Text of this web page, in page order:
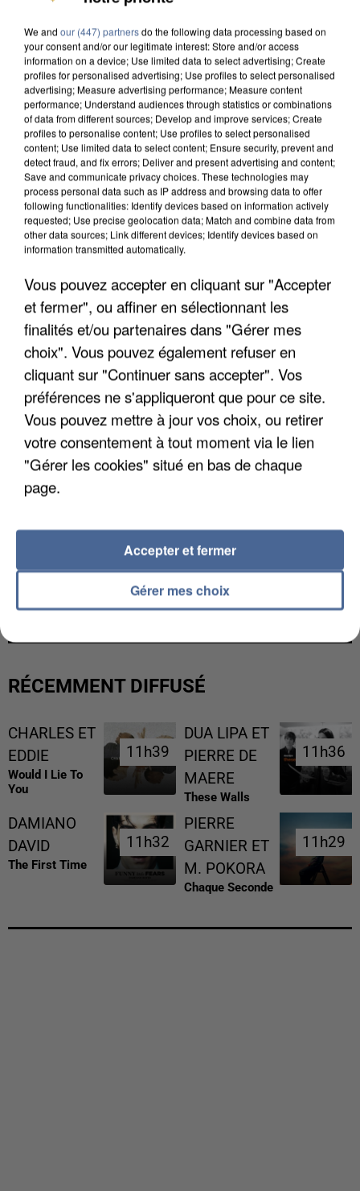
DE FAUNE SAUVAGE SONT...
L’UN DES FONDATEURS SUPPOSÉS DE LA DZ
MAFIA INTERPELLÉ EN ALGÉRIE
RÉCEMMENT DIFFUSÉ
CHARLES ET
EDDIE
Would I Lie To
You
11h39
11h39
DUA LIPA ET
PIERRE DE
MAERE
These Walls
11h36
11h36
DAMIANO
DAVID
The First Time
11h32
11h32
PIERRE
GARNIER ET
M. POKORA
Chaque Seconde
11h29
11h29
We and our (447) partnersdo the following data processing based on
your consent and/or our legitimate interest: Store and/or access
information on a device; Use limited data to select advertising; Create
profiles for personalised advertising; Use profiles to select personalised
advertising; Measure advertising performance; Measure content
performance; Understand audiences through statistics or combinations
of data from different sources; Develop and improve services; Create
profiles to personalise content; Use profiles to select personalised
content; Use limited data to select content; Ensure security, prevent and
detect fraud, and fix errors; Deliver and present advertising and content;
Save and communicate privacy choices. These technologies may
process personal data such as IP address and browsing data to offer
following functionalities: Identify devices based on information actively
requested; Use precise geolocation data; Match and combine data from
other data sources; Link different devices; Identify devices based on
information transmitted automatically.
Vous pouvez accepter en cliquant sur "Accepter
et fermer", ou affiner en sélectionnant les
finalités et/ou partenaires dans "Gérer mes
choix". Vous pouvez également refuser en
cliquant sur "Continuer sans accepter". Vos
préférences ne s'appliqueront que pour ce site.
Vous pouvez mettre à jour vos choix, ou retirer
votre consentement à tout moment via le lien
"Gérer les cookies" situé en bas de chaque
page.
Gérer mes choix
Accepter et fermer